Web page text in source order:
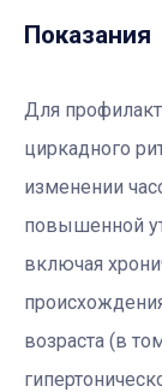
Показания
Для
циркадного
изменении
повышенной
включая
возраста (в